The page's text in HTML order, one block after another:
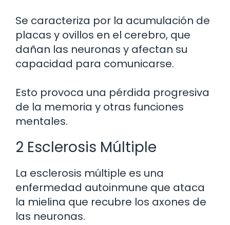
Se caracteriza por la acumulación de
placas y ovillos en el cerebro, que
dañan las neuronas y afectan su
capacidad para comunicarse.
Esto provoca una pérdida progresiva
de la memoria y otras funciones
mentales.
2 Esclerosis Múltiple
La esclerosis múltiple es una
enfermedad autoinmune que ataca
la mielina que recubre los axones de
las neuronas.